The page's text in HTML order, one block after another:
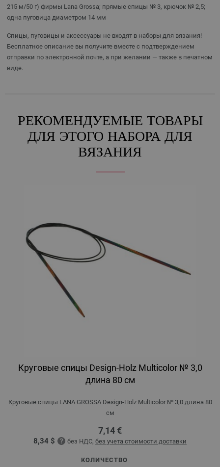
215 м/50 г) фирмы Lana Grossa; прямые спицы № 3, крючок № 2,5;
одна пуговица диаметром 14 мм
Спицы, пуговицы и аксессуары не входят в наборы для вязания!
Бесплатное описание вы получите вместе с подтверждением
отправки по электронной почте, а при желании — также в печатном
виде.
РЕКОМЕНДУЕМЫЕ ТОВАРЫ
ДЛЯ ЭТОГО НАБОРА ДЛЯ
ВЯЗАНИЯ
Круговые спицы Design-Holz Multicolor № 3,0
длина 80 см
Круговые спицы LANA GROSSA Design-Holz Multicolor № 3,0 длина 80
см
7,14 €
8,34 $ без НДС, без учета стоимости доставки
КОЛИЧЕСТВО